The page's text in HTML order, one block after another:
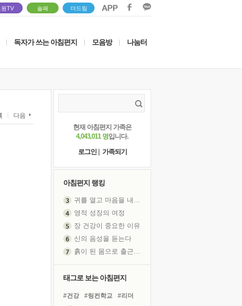
원TV 솔패 더드림
독자가 쓰는 아침편지 모음방 나눔터
다음
현재 아침편지 가족은
4,043,011 명입니다.
로그인
가족되기
아침편지 랭킹
귀를 열고 마음을 내어주고
영적 성장의 여정
장 건강이 중요한 이유
신의 음성을 듣는다
흙이 된 몸으로 출근하는 여자
태그로 보는 아침편지
#건강 #링컨학교
#리더